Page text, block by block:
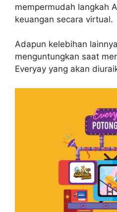
mempermudah langkah
keuangan secara virtual.
Adapun kelebihan
menguntungkan saat
Everyay yang akan